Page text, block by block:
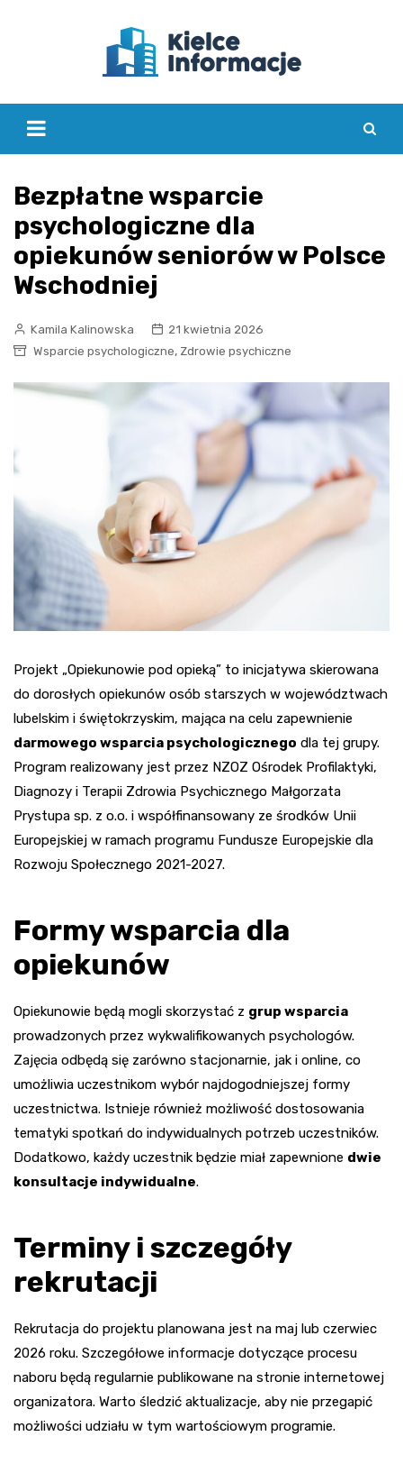
Bezpłatne wsparcie
psychologiczne dla
opiekunów seniorów w Polsce
Wschodniej
Kamila Kalinowska
21 kwietnia 2026
Wsparcie psychologiczne, Zdrowie psychiczne
Projekt „Opiekunowie pod opieką” to inicjatywa skierowana
do dorosłych opiekunów osób starszych w województwach
lubelskim i świętokrzyskim, mająca na celu zapewnienie
darmowego wsparcia psychologicznego dla tej grupy.
Program realizowany jest przez NZOZ Ośrodek Profilaktyki,
Diagnozy i Terapii Zdrowia Psychicznego Małgorzata
Prystupa sp. z o.o. i współfinansowany ze środków Unii
Europejskiej w ramach programu Fundusze Europejskie dla
Rozwoju Społecznego 2021-2027.
Formy wsparcia dla
opiekunów
Opiekunowie będą mogli skorzystać z grup wsparcia
prowadzonych przez wykwalifikowanych psychologów.
Zajęcia odbędą się zarówno stacjonarnie, jak i online, co
umożliwia uczestnikom wybór najdogodniejszej formy
uczestnictwa. Istnieje również możliwość dostosowania
tematyki spotkań do indywidualnych potrzeb uczestników.
Dodatkowo, każdy uczestnik będzie miał zapewnione dwie
konsultacje indywidualne.
Terminy i szczegóły
rekrutacji
Rekrutacja do projektu planowana jest na maj lub czerwiec
2026 roku. Szczegółowe informacje dotyczące procesu
naboru będą regularnie publikowane na stronie internetowej
organizatora. Warto śledzić aktualizacje, aby nie przegapić
możliwości udziału w tym wartościowym programie.